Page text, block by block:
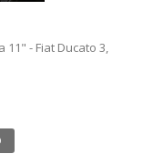
11" - Fiat Ducato 3,